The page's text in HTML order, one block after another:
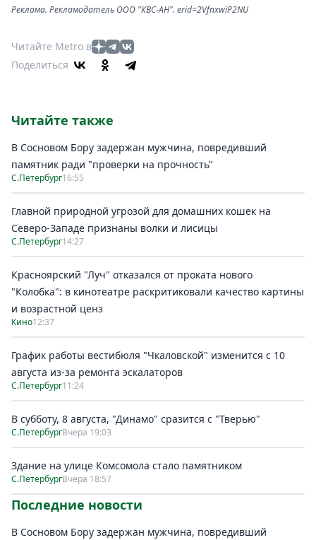
Реклама. Рекламодатель ООО "КВС-АН". erid=2VfnxwiP2NU
Читайте Metro в
Поделиться
Читайте также
В Сосновом Бору задержан мужчина, повредивший
памятник ради "проверки на прочность"
С.Петербург16:55
Главной природной угрозой для домашних кошек на
Северо-Западе признаны волки и лисицы
С.Петербург14:27
Красноярский "Луч" отказался от проката нового
"Колобка": в кинотеатре раскритиковали качество картины
и возрастной ценз
Кино12:37
График работы вестибюля "Чкаловской" изменится с 10
августа из-за ремонта эскалаторов
С.Петербург11:24
В субботу, 8 августа, "Динамо" сразится с "Тверью"
С.ПетербургВчера 19:03
Здание на улице Комсомола стало памятником
С.ПетербургВчера 18:57
Последние новости
В Сосновом Бору задержан мужчина, повредивший